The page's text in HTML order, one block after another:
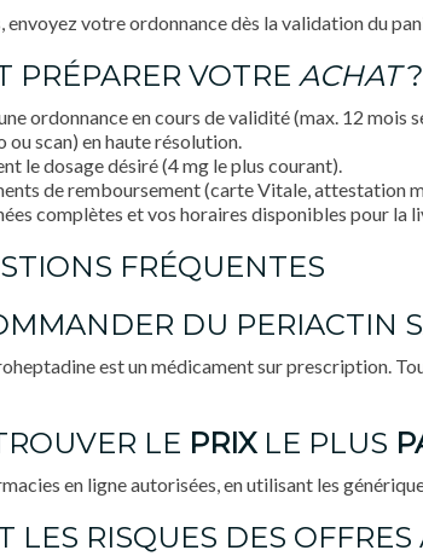
envoyez votre ordonnance dès la validation du
PRÉPARER VOTRE ACHAT?
ordonnance en cours de validité (max. 12 mois
scan) en haute résolution.
le dosage désiré (4 mg le plus courant).
de remboursement (carte Vitale, attestation
complètes et vos horaires disponibles pour la
FRÉQUENTES
DU PERIACTIN
est un médicament sur prescription.
LE PRIXLE PLUS
en ligne autorisées, en utilisant les
LES RISQUES DES